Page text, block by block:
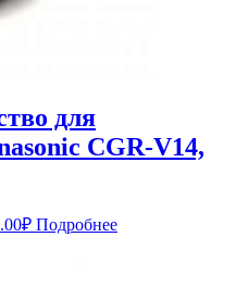
для
CGR-V14,
₽Текущая
Подробнее